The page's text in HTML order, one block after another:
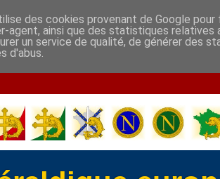
des cookies provenant de Google
agent, ainsi que des statistiques
un service de qualité, de générer des
d'abus.